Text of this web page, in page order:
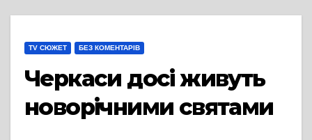
TV СЮЖЕТ БЕЗ КОМЕНТАРІВ
Черкаси досі живуть
новорічними святами